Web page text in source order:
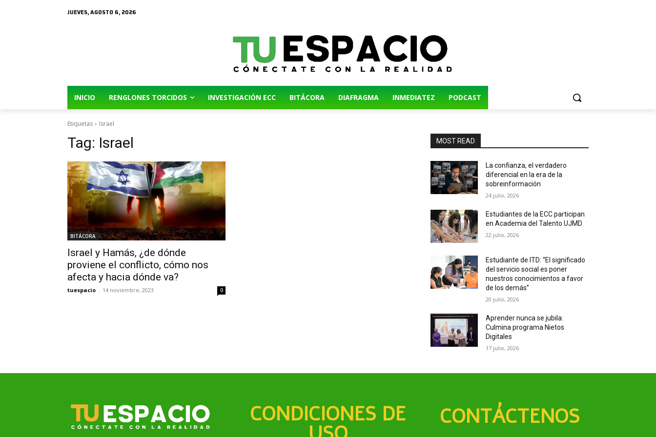
JUEVES, AGOSTO 6, 2026
INICIO RENGLONES TORCIDOS INVESTIGACIÓN ECC BITÁCORA DIAFRAGMA INMEDIATEZ PODCAST
Etiquetas Israel
Tag: Israel
BITÁCORA
Israel y Hamás, ¿de dónde
proviene el conflicto, cómo nos
afecta y hacia dónde va?
tuespacio - 14 noviembre, 2023 0
MOST READ
La confianza, el verdadero
diferencial en la era de la
sobreinformación
24 julio, 2026
Estudiantes de la ECC participan
en Academia del Talento UJMD
22 julio, 2026
Estudiante de ITD: “El significado
del servicio social es poner
nuestros conocimientos a favor
de los demás”
20 julio, 2026
Aprender nunca se jubila:
Culmina programa Nietos
Digitales
17 julio, 2026
CONDICIONES DE CONTÁCTENOS